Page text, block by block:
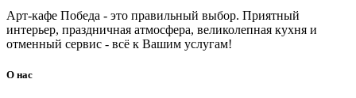
Арт-кафе Победа - это правильный выбор. Приятный
интерьер, праздничная атмосфера, великолепная кухня и
отменный сервис - всё к Вашим услугам!
О нас